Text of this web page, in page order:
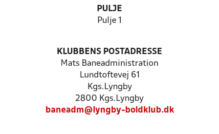
PULJE
Pulje 1
KLUBBENS POSTADRESSE
Mats Baneadministration
Lundtoftevej 61
Kgs.Lyngby
2800 Kgs.Lyngby
baneadm@lyngby-boldklub.dk